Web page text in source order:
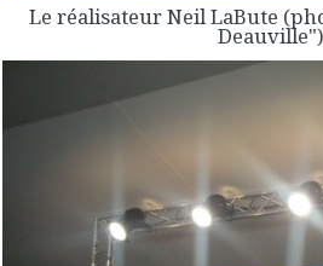
Le réalisateur Neil LaBute
Deauville")